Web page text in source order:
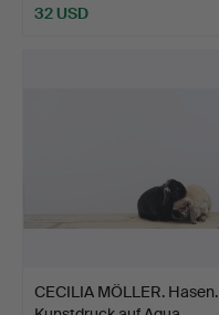
32 USD
CECILIA MÖLLER. Hasen.